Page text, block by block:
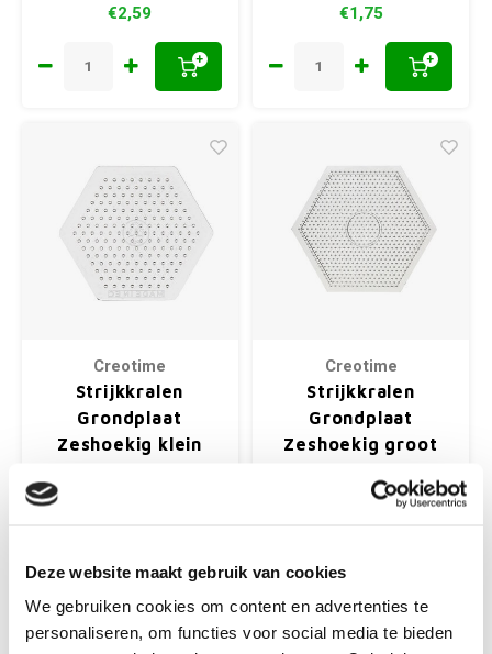
Deze website maakt gebruik van cookies
We gebruiken cookies om content en advertenties te
personaliseren, om functies voor social media te bieden
€2,59
+
€1,75
+
Creotime
Strijkkralen
Grondplaat
Zeshoekig klein
Strijkkralen grondplaat voor
5 jaar.
€1,75
+
Creotime
Strijkkralen
Grondplaat
Zeshoekig groot
Strijkkralen grondplaat voor
5 jaar.
€2,59
+